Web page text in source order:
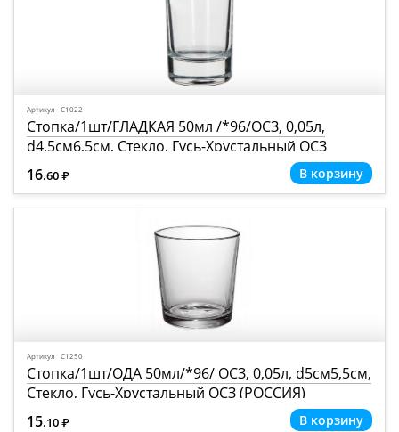
Артикул С1022
Стопка/1шт/ГЛАДКАЯ 50мл /*96/ОСЗ, 0,05л,
d4,5см6,5см, Стекло, Гусь-Хрустальный ОСЗ
(РОССИЯ)
16.60 Р
=
Артикул С1250
Стопка/1шт/ОДА 50мл/*96/ ОСЗ, 0,05л, d5см5,5см,
Стекло, Гусь-Хрустальный ОСЗ (РОССИЯ)
15.10 Р
=